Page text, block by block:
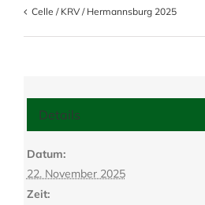
Celle / KRV / Hermannsburg 2025
Details
Datum:
22. November 2025
Zeit: